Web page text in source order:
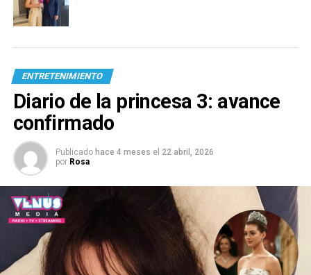
ENTRETENIMIENTO
Diario de la princesa 3: avance
confirmado
Publicado hace 4 meses el 22 abril, 2026
por Rosa